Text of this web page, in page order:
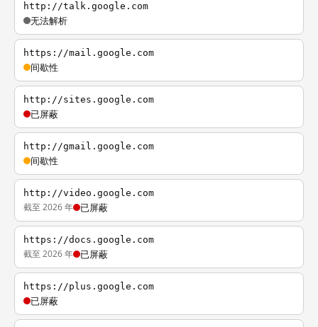
http://talk.google.com
无法解析
https://mail.google.com
间歇性
http://sites.google.com
已屏蔽
http://gmail.google.com
间歇性
http://video.google.com
截至 2026 年 已屏蔽
https://docs.google.com
截至 2026 年 已屏蔽
https://plus.google.com
已屏蔽